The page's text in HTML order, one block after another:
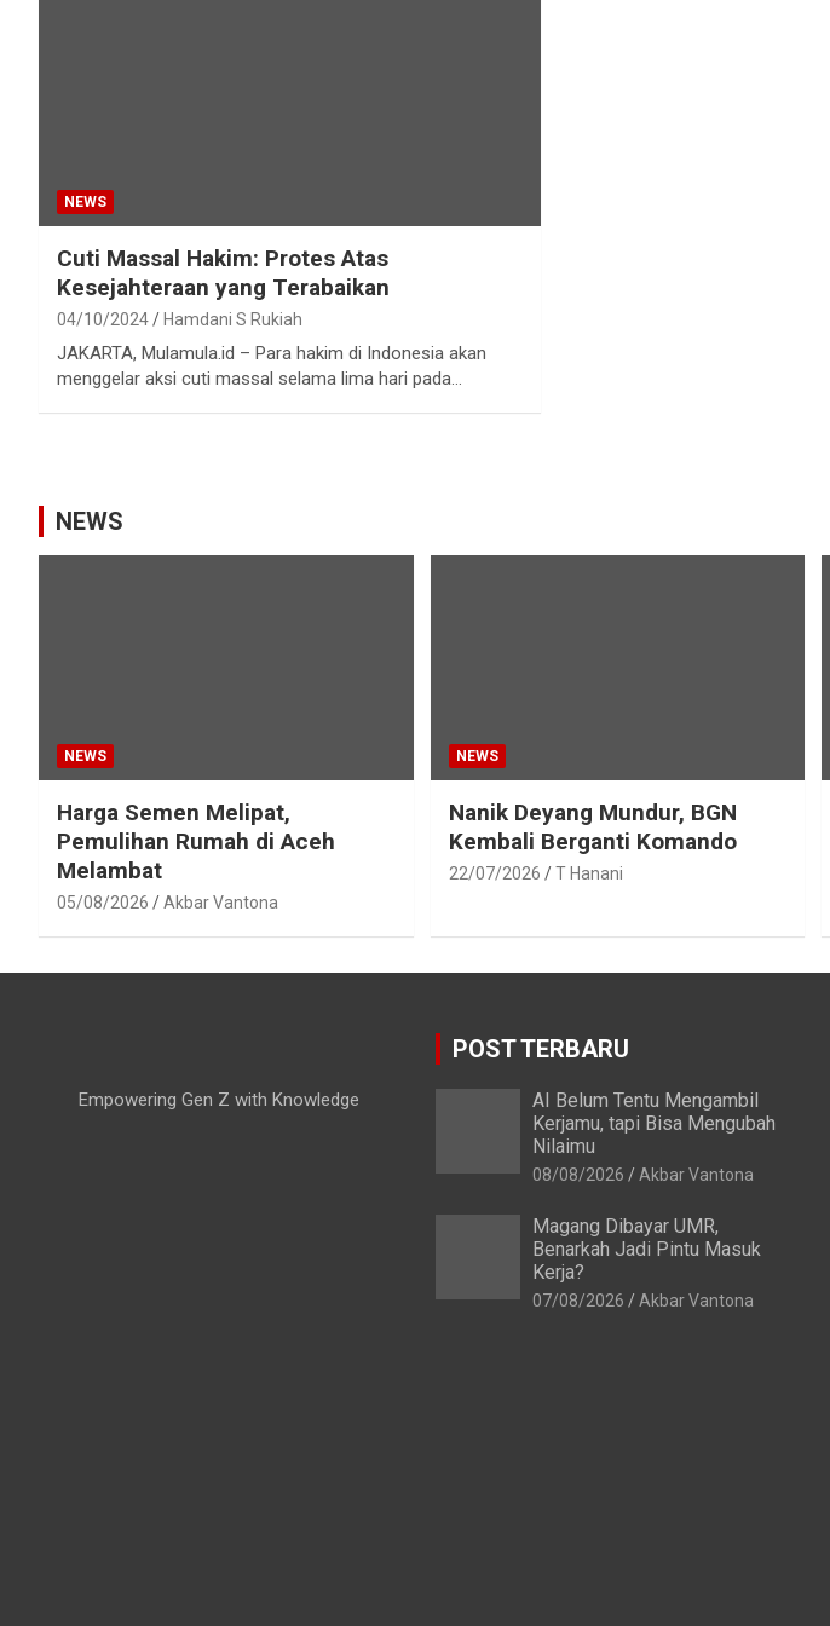
NEWS
Cuti Massal Hakim: Protes Atas
Kesejahteraan yang Terabaikan
04/10/2024 Hamdani S Rukiah
JAKARTA, Mulamula.id – Para hakim di Indonesia akan
menggelar aksi cuti massal selama lima hari pada…
NEWS
NEWS
Harga Semen Melipat,
Pemulihan Rumah di Aceh
Melambat
05/08/2026 Akbar Vantona
NEWS
Nanik Deyang Mundur, BGN
Kembali Berganti Komando
22/07/2026 T Hanani
Empowering Gen Z with Knowledge
POST TERBARU
AI Belum Tentu Mengambil
Kerjamu, tapi Bisa Mengubah
Nilaimu
08/08/2026 Akbar Vantona
Magang Dibayar UMR,
Benarkah Jadi Pintu Masuk
Kerja?
07/08/2026 Akbar Vantona